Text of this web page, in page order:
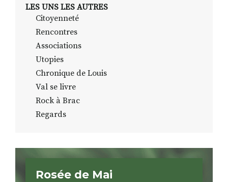
LES UNS LES AUTRES
Citoyenneté
Rencontres
Associations
Utopies
Chronique de Louis
Val se livre
Rock à Brac
Regards
Rosée de Mai